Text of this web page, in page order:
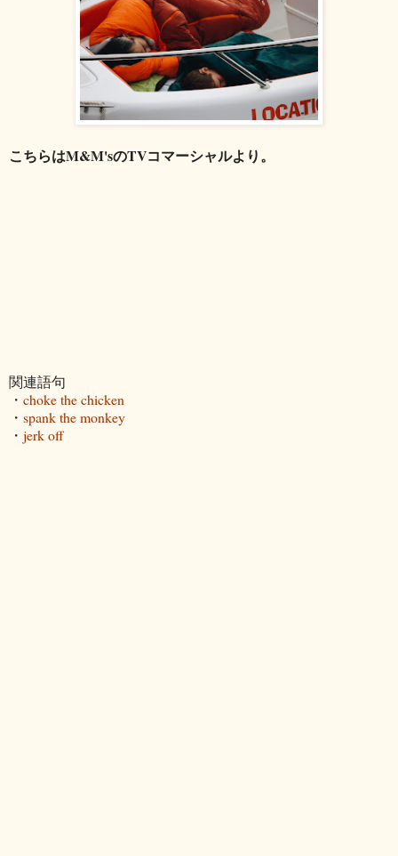
こちらはM&M'sのTVコマーシャルより。
関連語句
・ choke the chicken
・ spank the monkey
・ jerk off